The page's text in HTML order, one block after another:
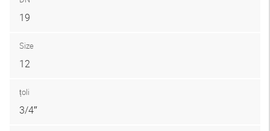
19
Size
12
țoli
3/4″